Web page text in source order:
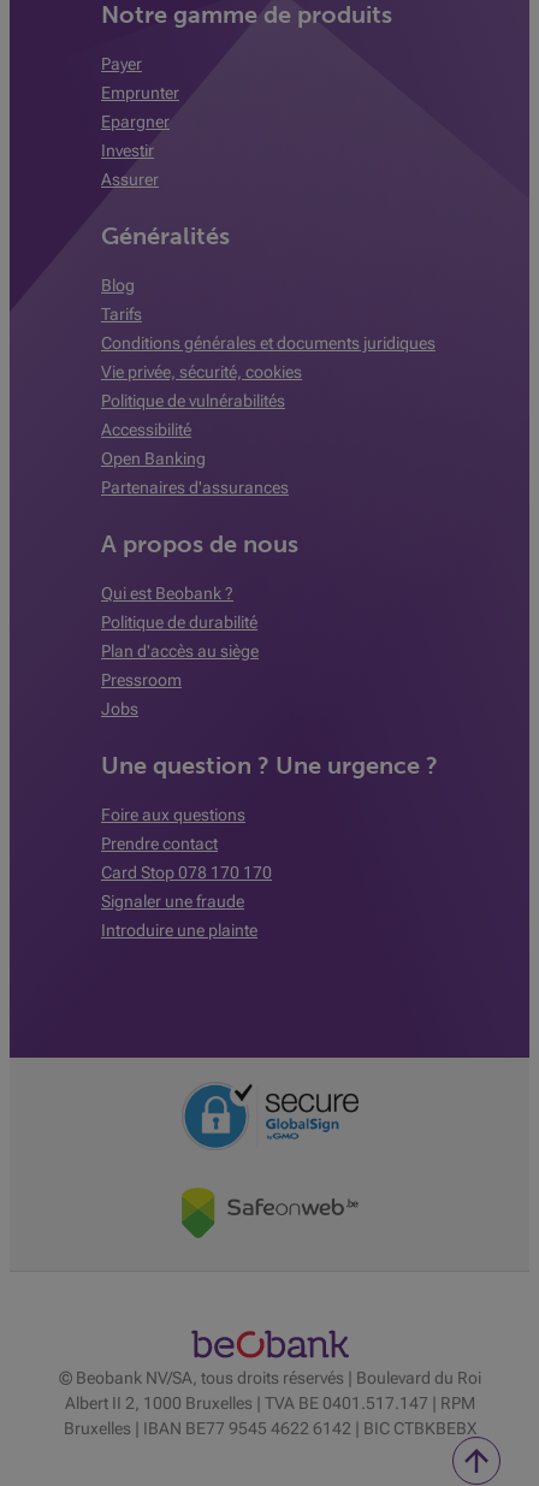
Notre gamme de produits
Payer
Emprunter
Epargner
Investir
Assurer
Généralités
Blog
Tarifs
Conditions générales et documents juridiques
Vie privée, sécurité, cookies
Politique de vulnérabilités
Accessibilité
Open Banking
Partenaires d'assurances
A propos de nous
Qui est Beobank ?
Politique de durabilité
Plan d'accès au siège
Pressroom
Jobs
Une question ? Une urgence ?
Foire aux questions
Prendre contact
Card Stop 078 170 170
Signaler une fraude
Introduire une plainte
© Beobank NV/SA, tous droits réservés | Boulevard du Roi
Albert II 2, 1000 Bruxelles | TVA BE 0401.517.147 | RPM
Bruxelles | IBAN BE77 9545 4622 6142 | BIC CTBKBEBX